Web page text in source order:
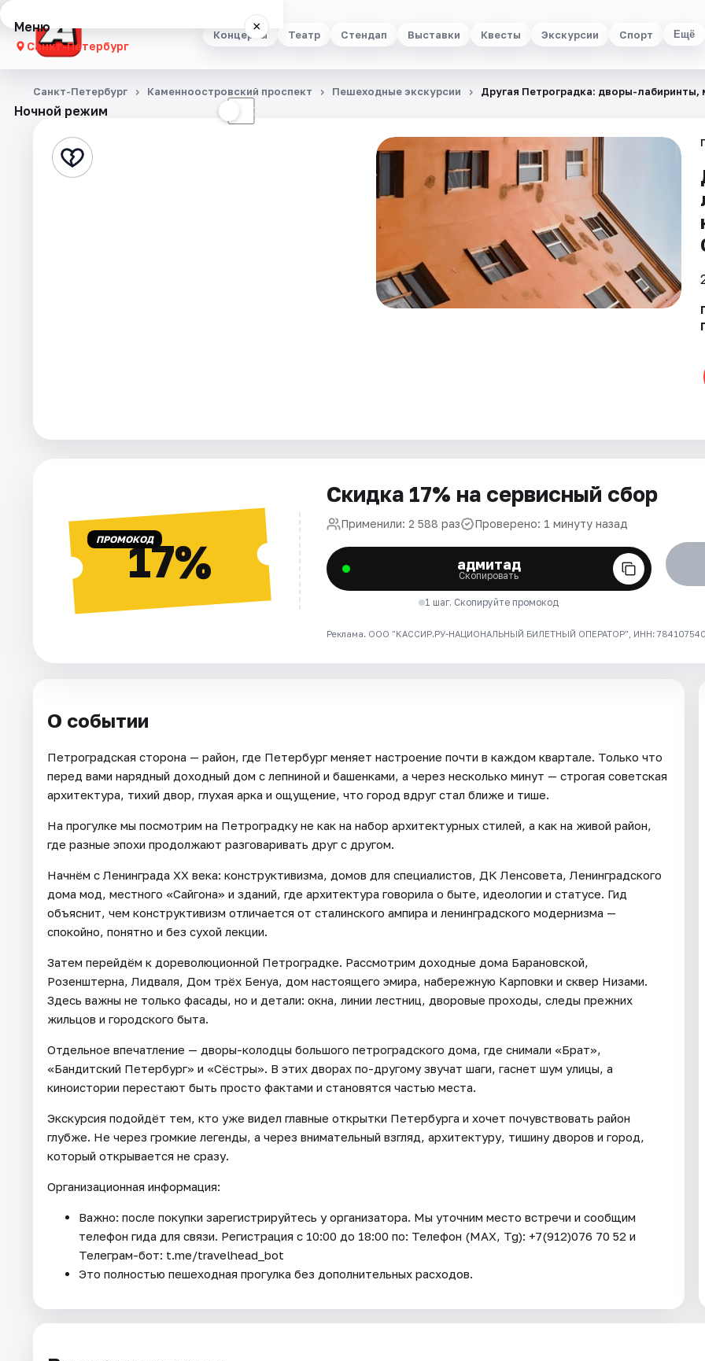
Концерты Театр Стендап Выставки Квесты Экскурсии Спорт Ещё
Меню ×
Санкт-Петербург
Концерты
Стендап
Ночной режим ☾
Санкт-Петербург Каменноостровский проспект Пешеходные экскурсии Другая Петроградка: дворы-лабиринты,
ПРОМОКОД17%
Скидка 17% на сервисный сбор
Применили: 2 588 раз Проверено: 1 минуту назад
адмитад
Скопировать
1 шаг. Скопируйте промокод
Реклама. ООО "КАССИР.РУ-НАЦИОНАЛЬНЫЙ БИЛЕТНЫЙ ОПЕРАТОР", ИНН: 7841075409
О событии
Петроградская сторона — район, где Петербург меняет настроение почти в каждом квартале. Только что
перед вами нарядный доходный дом с лепниной и башенками, а через несколько минут — строгая советская
архитектура, тихий двор, глухая арка и ощущение, что город вдруг стал ближе и тише.
На прогулке мы посмотрим на Петроградку не как на набор архитектурных стилей, а как на живой район,
где разные эпохи продолжают разговаривать друг с другом.
Начнём с Ленинграда XX века: конструктивизма, домов для специалистов, ДК Ленсовета, Ленинградского
дома мод, местного «Сайгона» и зданий, где архитектура говорила о быте, идеологии и статусе. Гид
объяснит, чем конструктивизм отличается от сталинского ампира и ленинградского модернизма —
спокойно, понятно и без сухой лекции.
Затем перейдём к дореволюционной Петроградке. Рассмотрим доходные дома Барановской,
Розенштерна, Лидваля, Дом трёх Бенуа, дом настоящего эмира, набережную Карповки и сквер Низами.
Здесь важны не только фасады, но и детали: окна, линии лестниц, дворовые проходы, следы прежних
жильцов и городского быта.
Отдельное впечатление — дворы-колодцы большого петроградского дома, где снимали «Брат»,
«Бандитский Петербург» и «Сёстры». В этих дворах по-другому звучат шаги, гаснет шум улицы, а
киноистории перестают быть просто фактами и становятся частью места.
Экскурсия подойдёт тем, кто уже видел главные открытки Петербурга и хочет почувствовать район
глубже. Не через громкие легенды, а через внимательный взгляд, архитектуру, тишину дворов и город,
который открывается не сразу.
Организационная информация:
Важно: после покупки зарегистрируйтесь у организатора. Мы уточним место встречи и сообщим
телефон гида для связи. Регистрация с 10:00 до 18:00 по: Телефон (МАХ, Tg): +7(912)076 70 52 и
Телеграм-бот: t.me/travelhead_bot
Это полностью пешеходная прогулка без дополнительных расходов.